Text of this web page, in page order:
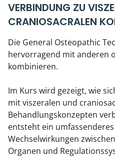
VERBINDUNG ZU
CRANIOSACRALEN
Die General Osteopathic
hervorragend mit anderen
kombinieren.
Im Kurs wird gezeigt, wie
mit viszeralen und
Behandlungskonzepten
entsteht ein
Wechselwirkungen
Organen und